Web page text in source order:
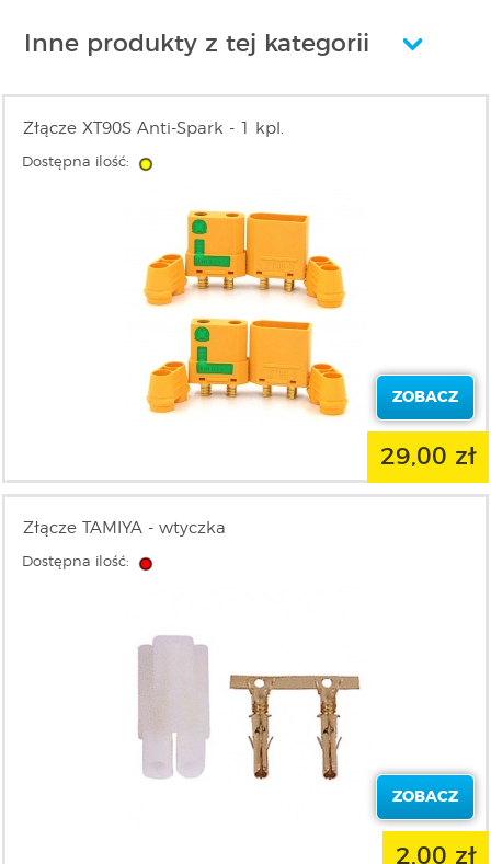
Inne produkty z tej kategorii
Złącze XT90S Anti-Spark - 1 kpl.
Dostępna ilość:
ZOBACZ
29,00 zł
Złącze TAMIYA - wtyczka
Dostępna ilość:
ZOBACZ
2,00 zł